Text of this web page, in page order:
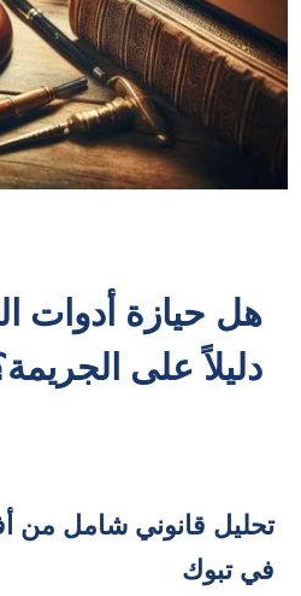
هل حيازة أدوات
دليلاً على
تحليل قانوني شامل من
في تبوك